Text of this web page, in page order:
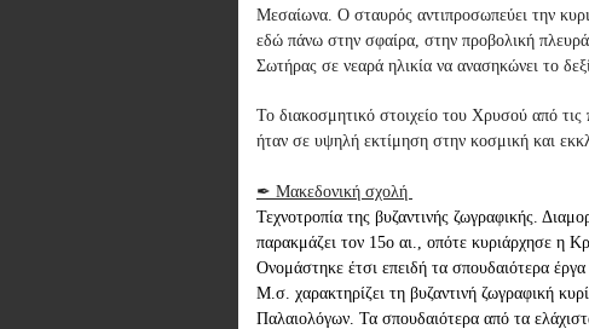
Μεσαίωνα. Ο σταυρός αντιπροσωπεύει την
εδώ πάνω στην σφαίρα, στην προβολική
Σωτήρας σε νεαρά ηλικία να ανασηκώνει το
Το διακοσμητικό στοιχείο του Χρυσού από τις
ήταν σε υψηλή εκτίμηση στην κοσμική και
✒ Μακεδονική σχολή
Τεχνοτροπία της βυζαντινής ζωγραφικής.
παρακμάζει τον 15o αι., οπότε κυριάρχησε η
Ονομάστηκε έτσι επειδή τα σπουδαιότερα
Μ.σ. χαρακτηρίζει τη βυζαντινή ζωγραφική
Παλαιολόγων. Τα σπουδαιότερα από τα